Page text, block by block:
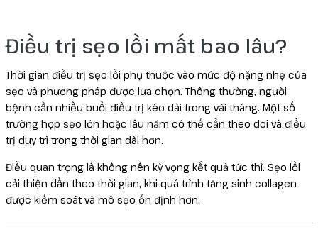
Điều trị sẹo lồi mất bao lâu?
Thời gian điều trị sẹo lồi phụ thuộc vào mức độ nặng nhẹ của
sẹo và phương pháp được lựa chọn. Thông thường, người
bệnh cần nhiều buổi điều trị kéo dài trong vài tháng. Một số
trường hợp sẹo lớn hoặc lâu năm có thể cần theo dõi và điều
trị duy trì trong thời gian dài hơn.
Điều quan trọng là không nên kỳ vọng kết quả tức thì. Sẹo lồi
cải thiện dần theo thời gian, khi quá trình tăng sinh collagen
được kiểm soát và mô sẹo ổn định hơn.